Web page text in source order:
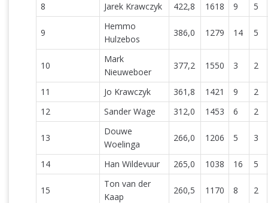
8
Jarek Krawczyk 422,8 1618 9 5
9
Hemmo
Hulzebos
386,0 1279 14 5
10
Mark
Nieuweboer
377,2 1550 3 2
11 Jo Krawczyk 361,8 1421 9
2
12
Sander Wage 312,0 1453 6 2
13
Douwe
Woelinga
266,0 1206 5 3
14 Han Wildevuur 265,0 1038 16 5
15
Ton van der
Kaap
260,5 1170 8 2